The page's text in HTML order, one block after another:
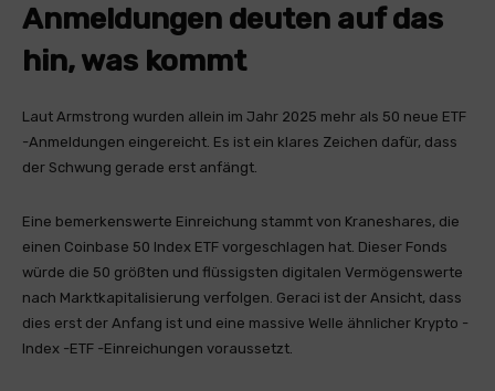
Anmeldungen deuten auf das
hin, was kommt
Laut Armstrong wurden allein im Jahr 2025 mehr als 50 neue ETF
-Anmeldungen eingereicht. Es ist ein klares Zeichen dafür, dass
der Schwung gerade erst anfängt.
Eine bemerkenswerte Einreichung stammt von Kraneshares, die
einen Coinbase 50 Index ETF vorgeschlagen hat. Dieser Fonds
würde die 50 größten und flüssigsten digitalen Vermögenswerte
nach Marktkapitalisierung verfolgen. Geraci ist der Ansicht, dass
dies erst der Anfang ist und eine massive Welle ähnlicher Krypto -
Index -ETF -Einreichungen voraussetzt.